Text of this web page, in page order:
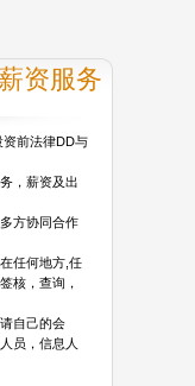
资服务
前法律DD与
，薪资及出
方协同合作
任何地方,任
核，查询，
自己的会
员，信息人